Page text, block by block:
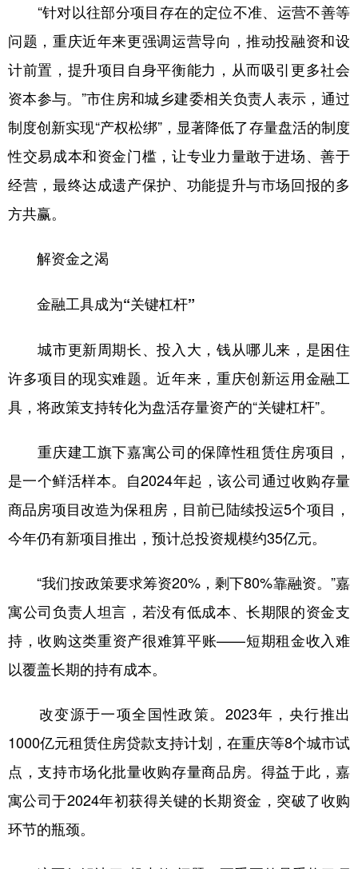
“针对以往部分项目存在的定位不准、运营不善等
问题，重庆近年来更强调运营导向，推动投融资和设
计前置，提升项目自身平衡能力，从而吸引更多社会
资本参与。”市住房和城乡建委相关负责人表示，通过
制度创新实现“产权松绑”，显著降低了存量盘活的制度
性交易成本和资金门槛，让专业力量敢于进场、善于
经营，最终达成遗产保护、功能提升与市场回报的多
方共赢。
解资金之渴
金融工具成为“关键杠杆”
城市更新周期长、投入大，钱从哪儿来，是困住
许多项目的现实难题。近年来，重庆创新运用金融工
具，将政策支持转化为盘活存量资产的“关键杠杆”。
重庆建工旗下嘉寓公司的保障性租赁住房项目，
是一个鲜活样本。自2024年起，该公司通过收购存量
商品房项目改造为保租房，目前已陆续投运5个项目，
今年仍有新项目推出，预计总投资规模约35亿元。
“我们按政策要求筹资20%，剩下80%靠融资。”嘉
寓公司负责人坦言，若没有低成本、长期限的资金支
持，收购这类重资产很难算平账——短期租金收入难
以覆盖长期的持有成本。
改变源于一项全国性政策。2023年，央行推出
1000亿元租赁住房贷款支持计划，在重庆等8个城市试
点，支持市场化批量收购存量商品房。得益于此，嘉
寓公司于2024年初获得关键的长期资金，突破了收购
环节的瓶颈。